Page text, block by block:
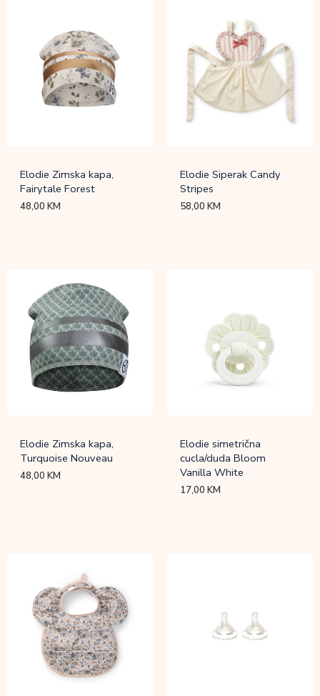
Elodie Zimska kapa,
Fairytale Forest
48,00KM
Elodie Siperak Candy
Stripes
58,00KM
Elodie Zimska kapa,
Turquoise Nouveau
48,00KM
Elodie simetrična
cucla/duda Bloom
Vanilla White
17,00KM